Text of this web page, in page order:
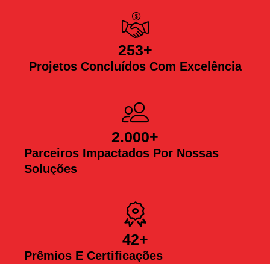
Projetos Concluídos Com Excelência
253+
Parceiros Impactados Por Nossas
Soluções
2.000+
Prêmios E Certificações
42+